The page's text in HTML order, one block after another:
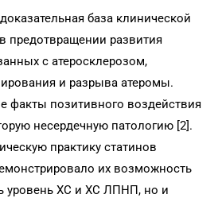
база клинической
предотвращении развития
с атеросклерозом,
и разрыва атеромы.
факты позитивного воздействия
несердечную патологию [2].
практику статинов
их возможность
уровень ХС и ХС ЛПНП, но и